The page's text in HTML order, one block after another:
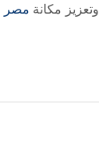
وتعزيز مكانة مصر